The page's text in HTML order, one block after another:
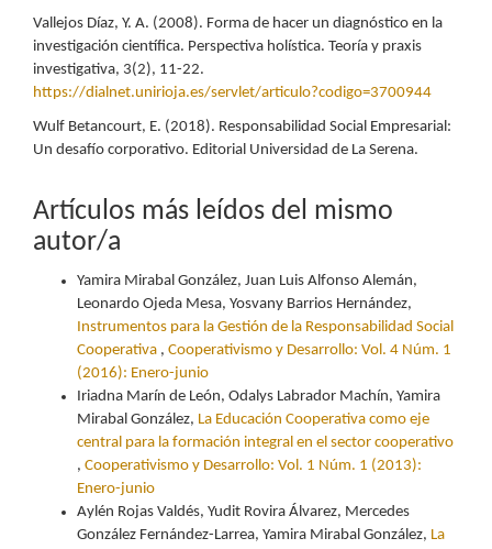
Vallejos Díaz, Y. A. (2008). Forma de hacer un diagnóstico en la
investigación científica. Perspectiva holística. Teoría y praxis
investigativa, 3(2), 11-22.
https://dialnet.unirioja.es/servlet/articulo?codigo=3700944
Wulf Betancourt, E. (2018). Responsabilidad Social Empresarial:
Un desafío corporativo. Editorial Universidad de La Serena.
Artículos más leídos del mismo
autor/a
Yamira Mirabal González, Juan Luis Alfonso Alemán,
Leonardo Ojeda Mesa, Yosvany Barrios Hernández,
Instrumentos para la Gestión de la Responsabilidad Social
Cooperativa , Cooperativismo y Desarrollo: Vol. 4 Núm. 1
(2016): Enero-junio
Iriadna Marín de León, Odalys Labrador Machín, Yamira
Mirabal González, La Educación Cooperativa como eje
central para la formación integral en el sector cooperativo
, Cooperativismo y Desarrollo: Vol. 1 Núm. 1 (2013):
Enero-junio
Aylén Rojas Valdés, Yudit Rovira Álvarez, Mercedes
González Fernández-Larrea, Yamira Mirabal González, La